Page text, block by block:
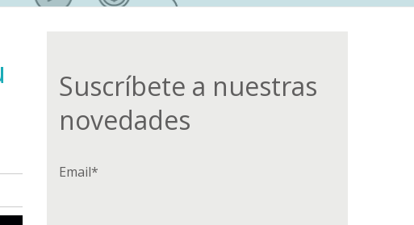
Suscríbete a nuestras
novedades
Email*